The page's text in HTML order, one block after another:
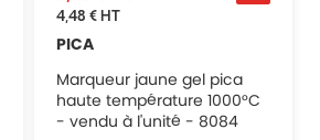
4,48 €HT
PICA
Marqueur jaune gel pica
haute température 1000°C
- vendu à l'unité - 8084